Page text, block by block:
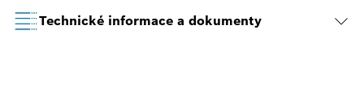
Technické informace a dokumenty